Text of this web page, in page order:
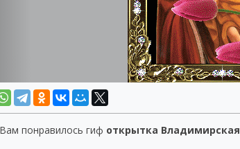
понравилось гиф открытка Владимирская